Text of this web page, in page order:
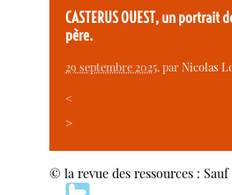
CASTERUS OUEST, un portrait
père.
29 septembre 2025, parNicolas
<
>
© la revue des ressources :